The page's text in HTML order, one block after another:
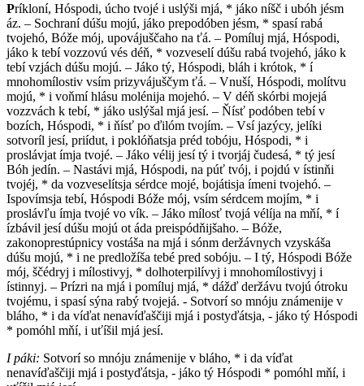
Príkloní, Hóspodi, úcho tvojé i uslýši mjá, * jáko níšč i ubóh jésm
áz. – Sochraní dúšu mojú, jáko prepodóben jésm, * spasí rabá
tvojehó, Bóže mój, upovájuščaho na ťá. – Pomíluj mjá, Hóspodi,
jáko k tebí vozzovú vés déň, * vozveselí dúšu rabá tvojehó, jáko k
tebí vzjách dúšu mojú. – Jáko tý, Hóspodi, bláh i krótok, * í
mnohomílostiv vsím prizyvájuščym ťá. – Vnuší, Hóspodi, molítvu
mojú, * i voňmí hlásu molénija mojehó. – V déň skórbi mojejá
vozzvách k tebí, * jáko uslýšal mjá jesí. – Ňísť podóben tebí v
bozích, Hóspodi, * i ňísť po ďilóm tvojím. – Vsí jazýcy, jelíki
sotvoríl jesí, priídut, i poklóňatsja préd tobóju, Hóspodi, * i
proslávjat ímja tvojé. – Jáko vélij jesí tý i tvorjáj čudesá, * tý jesí
Bóh jedín. – Nastávi mjá, Hóspodi, na púť tvój, i pojdú v ístinňi
tvojéj, * da vozveselítsja sérdce mojé, bojátisja ímeni tvojehó. –
Ispovímsja tebí, Hóspodi Bóže mój, vsím sérdcem mojím, * i
proslávľu ímja tvojé vo vík. – Jáko mílosť tvojá vélíja na mňí, * í
ízbávil jesí dúšu mojú ot áda preispódňijšaho. – Bóže,
zakonoprestúpnicy vostáša na mjá i sónm deržávnych vzyskáša
dúšu mojú, * i ne predložíša tebé pred sobóju. – I tý, Hóspodi Bóže
mój, ščédryj i mílostivyj, * dolhoterpilívyj i mnohomílostivyj i
ístinnyj. – Prízri na mjá i pomíluj mjá, * dážď deržávu tvojú ótroku
tvojému, i spasí sýna rabý tvojejá. - Sotvorí so mnóju známenije v
bláho, * i da víďat nenavíďaščiji mjá i postyďátsja, - jáko tý Hóspodi
* pomóhl mňí, i uťíšil mjá jesí.
I páki: Sotvorí so mnóju známenije v bláho, * i da víďat
nenavíďaščiji mjá i postyďátsja, - jáko tý Hóspodi * pomóhl mňí, i